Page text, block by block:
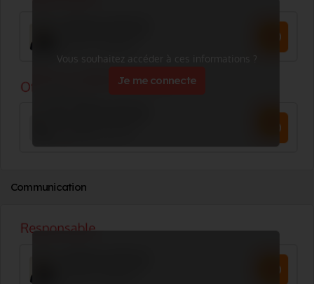
Vous souhaitez accéder à ces informations ?
Je me connecte
Communication